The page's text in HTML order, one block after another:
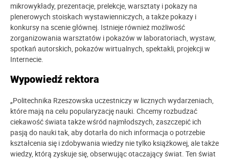
mikrowykłady, prezentacje, prelekcje, warsztaty i pokazy na
plenerowych stoiskach wystawienniczych, a także pokazy i
konkursy na scenie głównej. Istnieje również możliwość
zorganizowania warsztatów i pokazów w laboratoriach, wystaw,
spotkań autorskich, pokazów wirtualnych, spektakli, projekcji w
Internecie.
Wypowiedź rektora
„Politechnika Rzeszowska uczestniczy w licznych wydarzeniach,
które mają na celu popularyzację nauki. Chcemy rozbudzać
ciekawość świata także wśród najmłodszych, zaszczepić ich
pasją do nauki tak, aby dotarła do nich informacja o potrzebie
kształcenia się i zdobywania wiedzy nie tylko książkowej, ale także
wiedzy, którą zyskuje się, obserwując otaczający świat. Ten świat